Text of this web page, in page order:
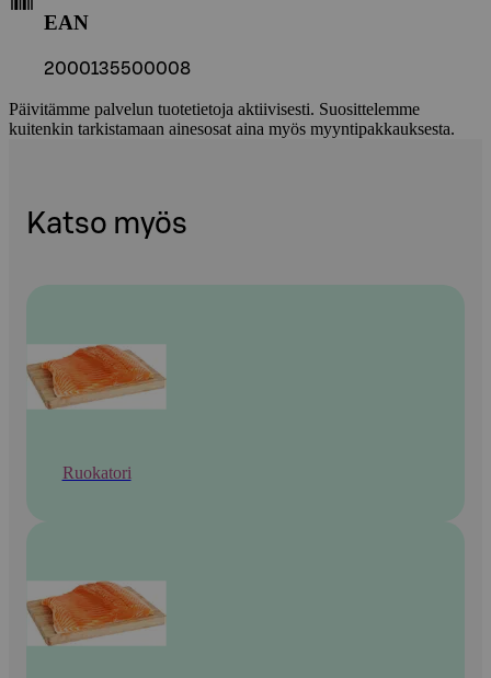
EAN
2000135500008
Päivitämme palvelun tuotetietoja aktiivisesti. Suosittelemme
kuitenkin tarkistamaan ainesosat aina myös myyntipakkauksesta.
Katso myös
Ruokatori